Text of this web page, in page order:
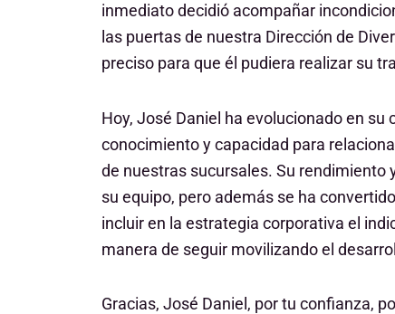
inmediato decidió acompañar
las puertas de nuestra Dirección de
preciso para que él pudiera realizar su
Hoy, José Daniel ha evolucionado en
conocimiento y capacidad para
de nuestras sucursales. Su rendimiento
su equipo, pero además se ha
incluir en la estrategia corporativa el
manera de seguir movilizando el
Gracias, José Daniel, por tu confianza,